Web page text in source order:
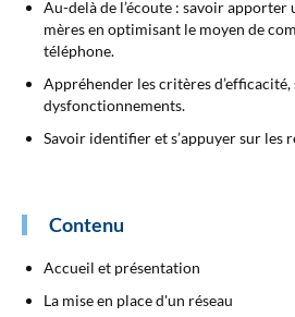
Au-delà de l’écoute : savoir
mères en optimisant le moyen de
téléphone.
Appréhender les critères
dysfonctionnements.
Savoir identifier et s’appuyer sur les
Contenu
Accueil et présentation
La mise en place d'un réseau